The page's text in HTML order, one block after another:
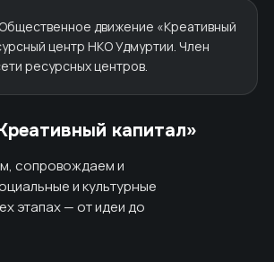
Общественное движение «Креативный
центр НКО Удмуртии. Член
ресурсных центров.
капитал»
сопровождаем и
и культурные
этапах — от идеи до